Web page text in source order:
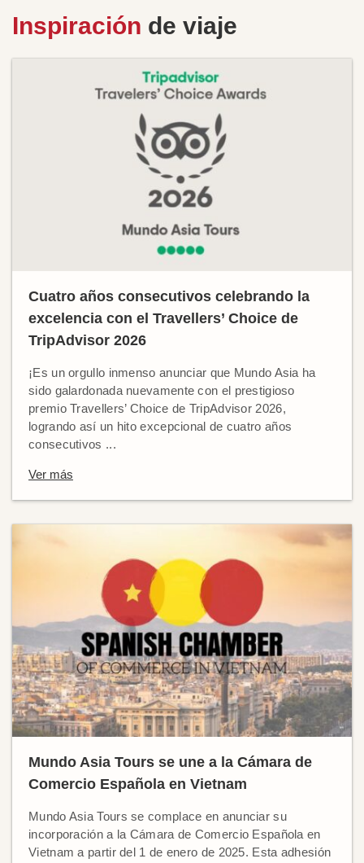
Inspiración de viaje
Cuatro años consecutivos celebrando la
excelencia con el Travellers’ Choice de
TripAdvisor 2026
¡Es un orgullo inmenso anunciar que Mundo Asia ha
sido galardonada nuevamente con el prestigioso
premio Travellers’ Choice de TripAdvisor 2026,
logrando así un hito excepcional de cuatro años
consecutivos ...
Ver más
Mundo Asia Tours se une a la Cámara de
Comercio Española en Vietnam
Mundo Asia Tours se complace en anunciar su
incorporación a la Cámara de Comercio Española en
Vietnam a partir del 1 de enero de 2025. Esta adhesión